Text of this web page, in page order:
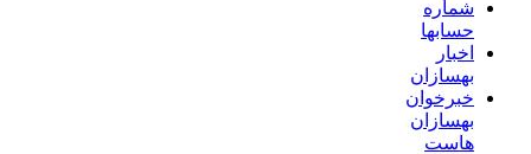
شماره
حسابها
اخبار
بهسازان
خبرخوان
بهسازان
هاست